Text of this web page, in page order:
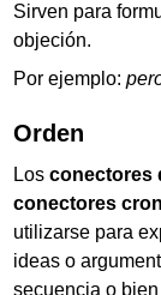
Sirven para
objeción.
Por ejemplo:
Orden
Losconectores
conectores
utilizarse para
ideas o
secuencia o